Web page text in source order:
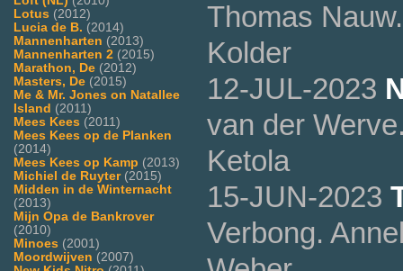
Lotus (2012)
Lucia de B. (2014)
Mannenharten (2013)
Mannenharten 2 (2015)
Marathon, De (2012)
Masters, De (2015)
Me & Mr. Jones on Natallee
Island (2011)
Mees Kees (2011)
Mees Kees op de Planken
(2014)
Mees Kees op Kamp (2013)
Michiel de Ruyter(2015)
Midden in de Winternacht
(2013)
Mijn Opa de Bankrover
(2010)
Minoes (2001)
Moordwijven (2007)
Thomas
Kolder
12-JUL-2023
van der
Ketola
15-JUN-2023
Verbong.